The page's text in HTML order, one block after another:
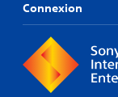
Connexion